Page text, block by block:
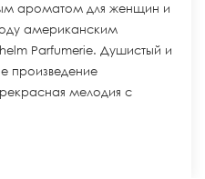
ароматом для женщин и
американским
Parfumerie. Душистый и
произведение
мелодия с